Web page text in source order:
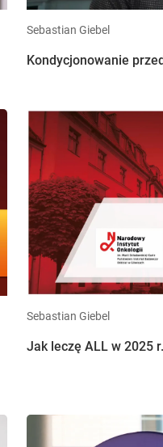
Sebastian Giebel
Kondycjonowanie
Sebastian Giebel
Jak leczę ALL w 2025